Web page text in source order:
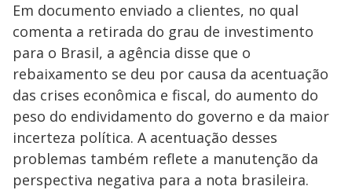
Em documento enviado a clientes, no qual
comenta a retirada do grau de investimento
para o Brasil, a agência disse que o
rebaixamento se deu por causa da acentuação
das crises econômica e fiscal, do aumento do
peso do endividamento do governo e da maior
incerteza política. A acentuação desses
problemas também reflete a manutenção da
perspectiva negativa para a nota brasileira.